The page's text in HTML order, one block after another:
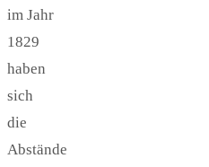
im Jahr
1829
haben
sich
die
Abstände